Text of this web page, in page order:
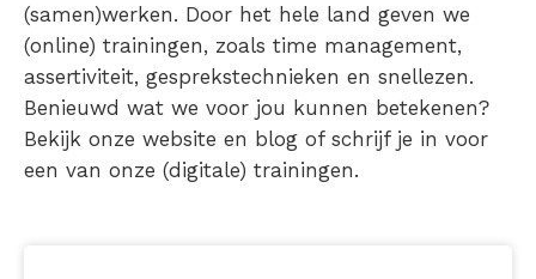
(samen)werken. Door het hele land geven we
(online) trainingen, zoals time management,
assertiviteit, gesprekstechnieken en snellezen.
Benieuwd wat we voor jou kunnen betekenen?
Bekijk onze website en blog of schrijf je in voor
een van onze (digitale) trainingen.